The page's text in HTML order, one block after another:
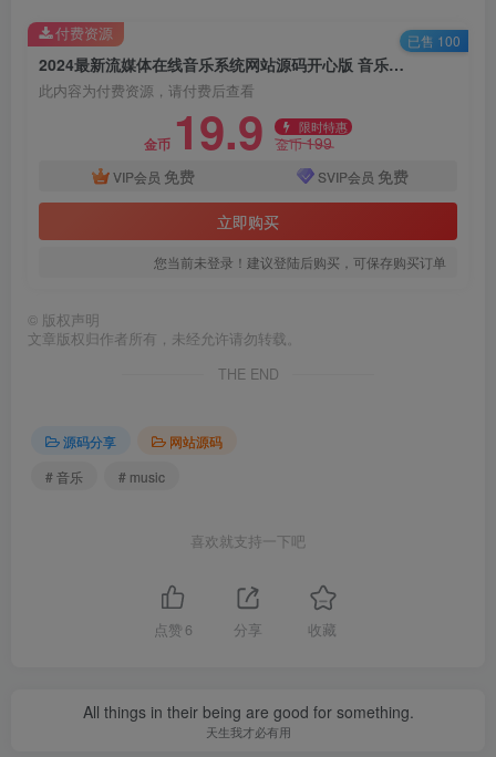
2024最新流媒体在线音乐系统网站源码开心版 音乐社区系统支持多国语言版
此内容为付费资源，请付费后查看
金币 19.9 限时特惠
金币199
VIP会员 免费 SVIP会员 免费
立即购买
您当前未登录！建议登陆后购买，可保存购买订单
付费资源 已售 100
© 版权声明
文章版权归作者所有，未经允许请勿转载。
THE END
源码分享
网站源码
# 音乐
# music
喜欢就支持一下吧
点赞 6 分享 收藏
All things in their being are good for something.
天生我才必有用